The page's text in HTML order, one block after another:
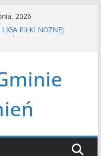
2026
PIŁKI NOŻNEJ
lekkoatletyczny